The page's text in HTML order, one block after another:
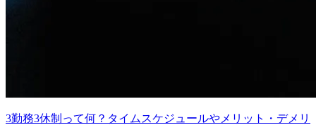
3勤務3休制って何？タイムスケジュールやメリット・デメリ